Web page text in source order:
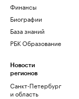
Финансы
Биографии
База знаний
РБК Образование
Новости
регионов
Санкт-Петербург
и область